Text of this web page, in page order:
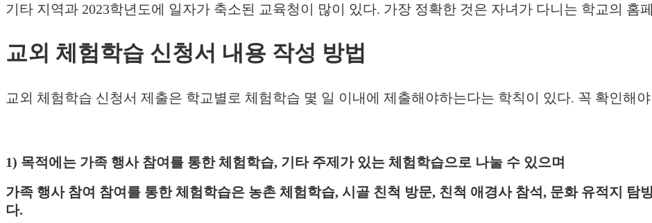
기타 지역과 2023학년도에 일자가 축소된 교육청이 많이 있다. 가장 정확한 것은 자녀가 다니는 학교의 홈
교외 체험학습 신청서 내용 작성 방법
교외 체험학습 신청서 제출은 학교별로 체험학습 몇 일 이내에 제출해야하는다는 학칙이 있다. 꼭 확인해
1) 목적에는 가족 행사 참여를 통한 체험학습, 기타 주제가 있는 체험학습으로 나눌 수 있으며
가족 행사 참여 참여를 통한 체험학습은 농촌 체험학습, 시골 친척 방문, 친척 애경사 참석, 문화 유적지 탐
다.